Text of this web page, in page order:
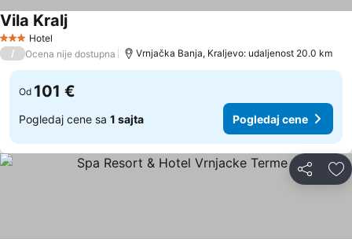
3 Zvezdice
Hotel
Vila Kralj
/ Ocena nije dostupna Vrnjačka Banja, Kraljevo: udaljenost 20.0 km
Od 101 €
Pogledaj cene sa 1 sajta Pogledaj cene
Deli